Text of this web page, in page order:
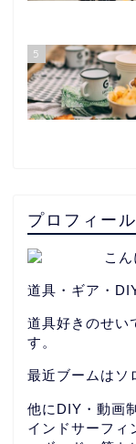
5
プロフィール
こん
道具・ギア・
道具好きのせい
す。
最近ブームはソ
他にDIY・動画
インドサーフィ